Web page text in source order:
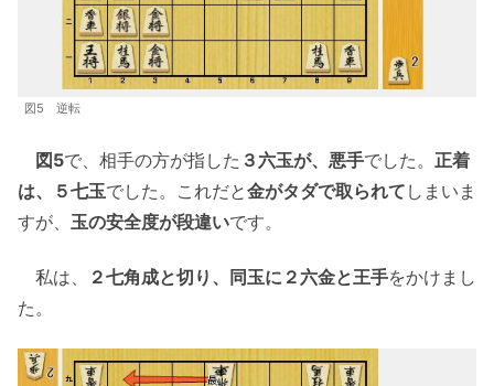
図5 逆転
図5で、相手の方が指した ３六玉が、悪手でした。 正着
は、５七玉でした。これだと金がタダで取られて しまいま
すが、 玉の安全度が段違いです。
私は、 ２七角成と切り、同玉に２六金と王手をかけまし
た。